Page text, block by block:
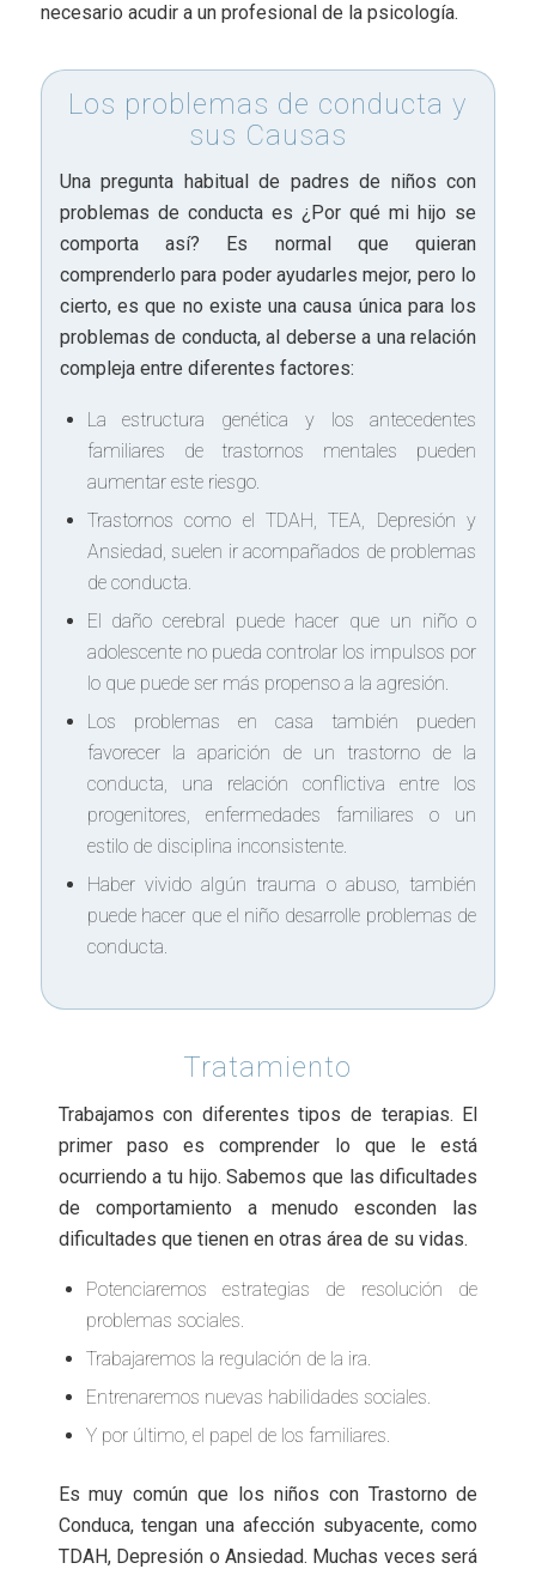
necesario acudir a un profesional de la psicología.
Los problemas de conducta y
sus Causas
Una pregunta habitual de padres de niños con
problemas de conducta es ¿Por qué mi hijo se
comporta así? Es normal que quieran
comprenderlo para poder ayudarles mejor, pero lo
cierto, es que no existe una causa única para los
problemas de conducta, al deberse a una relación
compleja entre diferentes factores:
La estructura genética y los antecedentes
familiares de trastornos mentales pueden
aumentar este riesgo.
Trastornos como el TDAH, TEA, Depresión y
Ansiedad, suelen ir acompañados de problemas
de conducta.
El daño cerebral puede hacer que un niño o
adolescente no pueda controlar los impulsos por
lo que puede ser más propenso a la agresión.
Los problemas en casa también pueden
favorecer la aparición de un trastorno de la
conducta, una relación conflictiva entre los
progenitores, enfermedades familiares o un
estilo de disciplina inconsistente.
Haber vivido algún trauma o abuso, también
puede hacer que el niño desarrolle problemas de
conducta.
Tratamiento
Trabajamos con diferentes tipos de terapias. El
primer paso es comprender lo que le está
ocurriendo a tu hijo. Sabemos que las dificultades
de comportamiento a menudo esconden las
dificultades que tienen en otras área de su vidas.
Potenciaremos estrategias de resolución de
problemas sociales.
Trabajaremos la regulación de la ira.
Entrenaremos nuevas habilidades sociales.
Y por último, el papel de los familiares.
Es muy común que los niños con Trastorno de
Conduca, tengan una afección subyacente, como
TDAH, Depresión o Ansiedad. Muchas veces será